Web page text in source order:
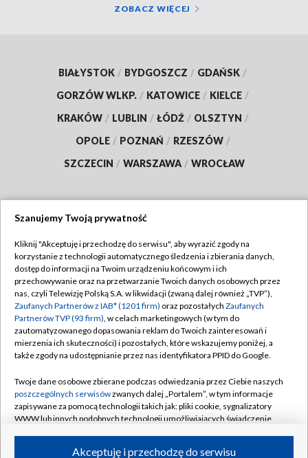
ZOBACZ WIĘCEJ
BIAŁYSTOK / BYDGOSZCZ / GDAŃSK /
GORZÓW WLKP. / KATOWICE / KIELCE /
KRAKÓW / LUBLIN / ŁÓDŹ / OLSZTYN /
OPOLE / POZNAŃ / RZESZÓW /
SZCZECIN / WARSZAWA / WROCŁAW
TVP
Abonament TVP
Emisja w TVP
Centrum informacji TVP
Naziemna Telewizja Cyfrowa
Rada Programowa
System NOS
Informacje o nadawcy
Regulamin TVP
Polityka prywatności
Moje zgody
Pomoc
Kontakt
Kanały
Szanujemy Twoją prywatność
Kliknij "Akceptuję i przechodzę do serwisu", aby wyrazić zgody na
korzystanie z technologii automatycznego śledzenia i zbierania danych,
dostęp do informacji na Twoim urządzeniu końcowym i ich
przechowywanie oraz na przetwarzanie Twoich danych osobowych przez
nas, czyli Telewizję Polską S.A. w likwidacji (zwaną dalej również „TVP”),
Zaufanych Partnerów z IAB* (1201 firm) oraz pozostałych Zaufanych
Partnerów TVP (93 firm), w celach marketingowych (w tym do
zautomatyzowanego dopasowania reklam do Twoich zainteresowań i
mierzenia ich skuteczności) i pozostałych, które wskazujemy poniżej, a
także zgody na udostępnianie przez nas identyfikatora PPID do Google.
Twoje dane osobowe zbierane podczas odwiedzania przez Ciebie naszych
poszczególnych serwisówzwanych dalej „Portalem”, w tym informacje
zapisywane za pomocą technologii takich jak: pliki cookie, sygnalizatory
WWW lub innych podobnych technologii umożliwiających świadczenie
ruchu w Internecie.Akceptuję i przechodzę do serwisu